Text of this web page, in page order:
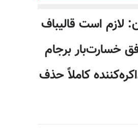
‏لازم است قالیباف
خسارت‌بار برجام
کاملاً حذف